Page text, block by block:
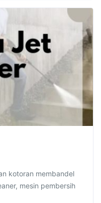
kotoran membandel
mesin pembersih